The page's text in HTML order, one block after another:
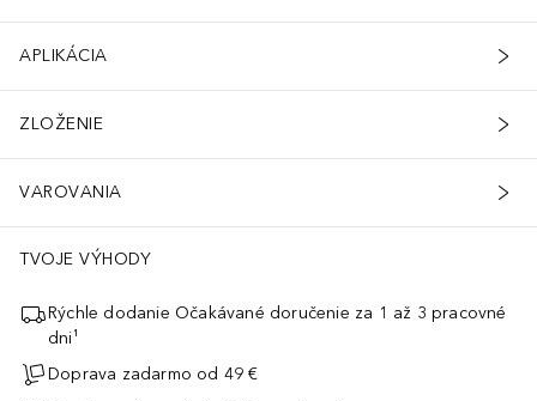
APLIKÁCIA
ZLOŽENIE
VAROVANIA
TVOJE VÝHODY
Rýchle dodanie Očakávané doručenie za 1 až 3 pracovné
dni¹
Doprava zadarmo od 49 €